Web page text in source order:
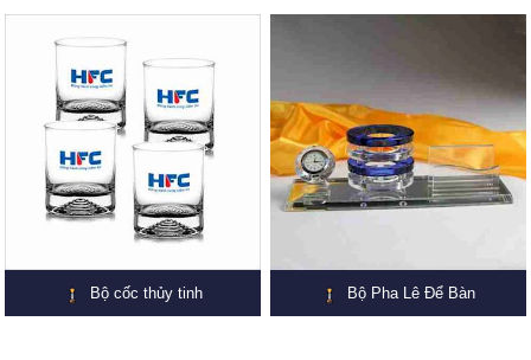
Bộ cốc thủy tinh Bộ Pha Lê Để Bàn